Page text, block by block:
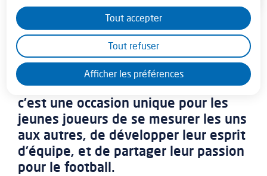
Afficher les préférences
Tout accepter
Tout refuser
Accueil
Le Superball de l'Artois est bien plus
qu’un simple tournoi de football :
c’est une occasion unique pour les
jeunes joueurs de se mesurer les uns
aux autres, de développer leur esprit
d’équipe, et de partager leur passion
pour le football.